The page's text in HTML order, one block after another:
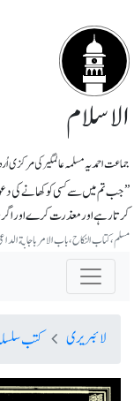
الاسلام
جماعت احمدیہ مسلمہ عالمگیر کی مرکزی
’’جب تم میں سے کسی کو کھانے کی
کرتا رہے اور معذرت کرے اور اگر
مسلم، کتاب النکاح، باب الامر باجابة
لائبریری کتب